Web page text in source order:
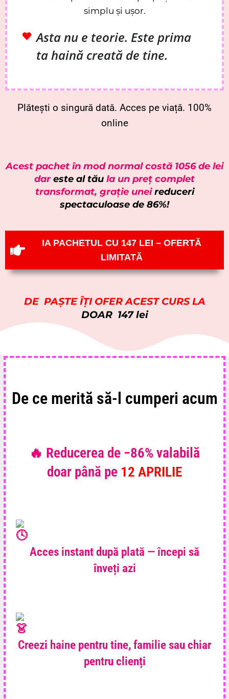
simplu și ușor.
Asta nu e teorie. Este prima
ta haină creată de tine.
Plătești o singură dată. Acces pe viață. 100%
online
Acest pachet în mod normal costă 1056 de lei
dareste al tău la un preț complet
transformat, grație uneireduceri
spectaculoase de 86%!
IA PACHETUL CU 147 LEI – OFERTĂ
LIMITATĂ
DE PAȘTE ÎȚI OFER ACEST CURS LA
DOAR 147 lei
De ce merită să-l cumperi acum
🔥 Reducerea de −86% valabilă
doar până pe 12 APRILIE
Acces instant după plată — începi să
înveți azi
Creezi haine pentru tine, familie sau chiar
pentru clienți